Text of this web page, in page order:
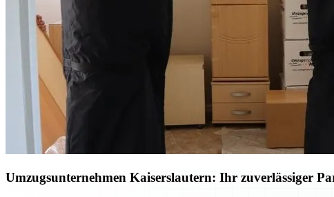
Umzugsunternehmen Kaiserslautern: Ihr zuverlässiger